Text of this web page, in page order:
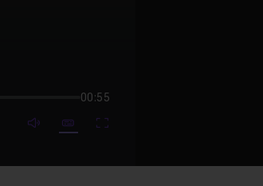
00:55
mute video
SubtitlesFullscreen